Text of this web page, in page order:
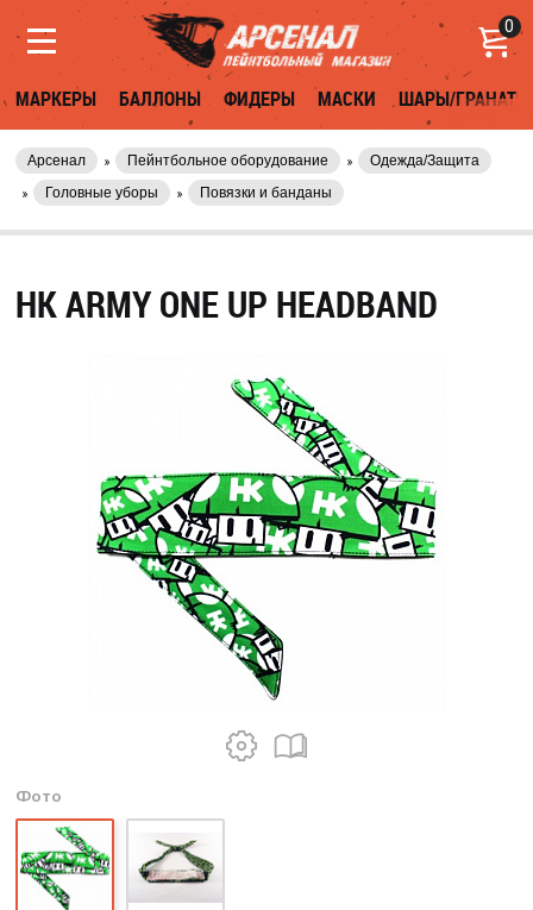
0
МАРКЕРЫ БАЛЛОНЫ ФИДЕРЫ МАСКИ ШАРЫ/ГРАНАТЫ
Арсенал Пейнтбольное оборудование
Одежда/Защита
Головные уборы
Повязки и банданы
HK ARMY ONE UP HEADBAND
Фото